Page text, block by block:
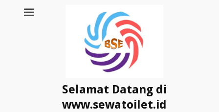
Selamat Datang di
www.sewatoilet.id